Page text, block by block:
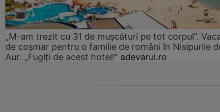
„M-am trezit cu 31 de mușcături pe tot corpul”.
de coșmar pentru o familie de români în Nisipurile
Aur: „Fugiți de acest hotel!” adevarul.ro